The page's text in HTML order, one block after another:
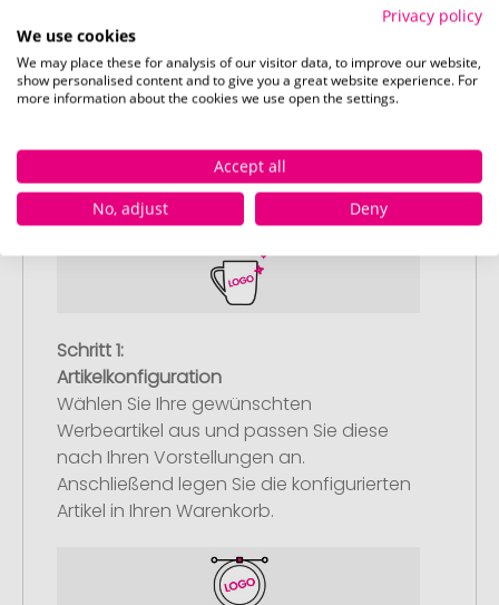
So einfach bestellen Sie Ihre Werbeartikel bei
Pinkcube
Schritt 1:
Artikelkonfiguration
Wählen Sie Ihre gewünschten
Werbeartikel aus und passen Sie diese
nach Ihren Vorstellungen an.
Anschließend legen Sie die konfigurierten
Artikel in Ihren Warenkorb.
Privacy policy
We use cookies
We may place these for analysis of our visitor data, to improve our website,
show personalised content and to give you a great website experience. For
more information about the cookies we use open the settings.
Accept all
No, adjust
Deny